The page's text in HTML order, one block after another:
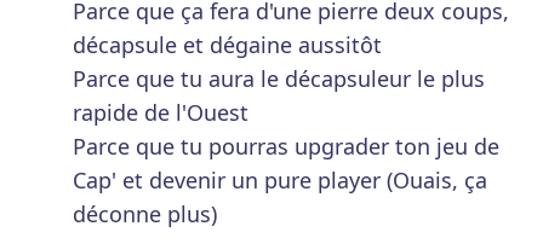
Parce que ça fera d'une pierre deux coups,
décapsule et dégaine aussitôt
Parce que tu aura le décapsuleur le plus
rapide de l'Ouest
Parce que tu pourras upgrader ton jeu de
Cap' et devenir un pure player (Ouais, ça
déconne plus)